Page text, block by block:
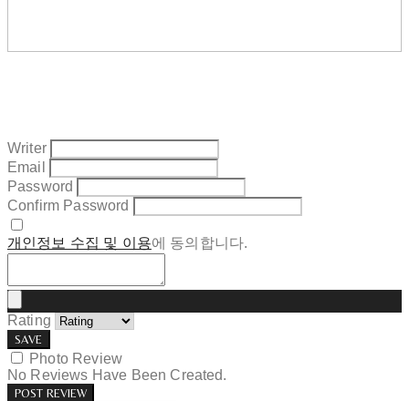
Writer
Email
Password
Confirm Password
개인정보 수집 및 이용에 동의합니다.
Rating
SAVE
Photo Review
No Reviews Have Been Created.
POST REVIEW